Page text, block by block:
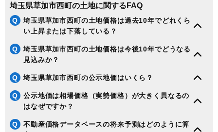
埼玉県草加市西町の土地に関するFAQ
Q
埼玉県草加市西町の土地価格は過去10年でどれくら
い上昇または下落している？
Q
埼玉県草加市西町の土地価格は今後10年でどうなる
見込みか？
Q 埼玉県草加市西町の公示地価はいくら？
Q
公示地価は相場価格（実勢価格）が大きく異なるの
はなぜですか？
Q
不動産価格データベースの将来予測はどのように算